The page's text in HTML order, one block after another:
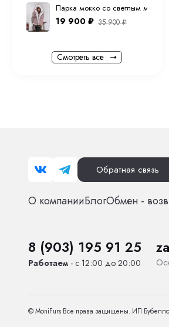
Парка мокко со светлым
19 900 ₽ 35 900₽
Смотреть все
Обратная связь
О компанииБлогОбмен -
8 (903) 195 91 25
Работаем - с 12:00 до 20:00
© MoniFurs Все права защищены. ИП